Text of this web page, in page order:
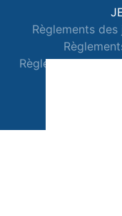
Règlements
Règlements des